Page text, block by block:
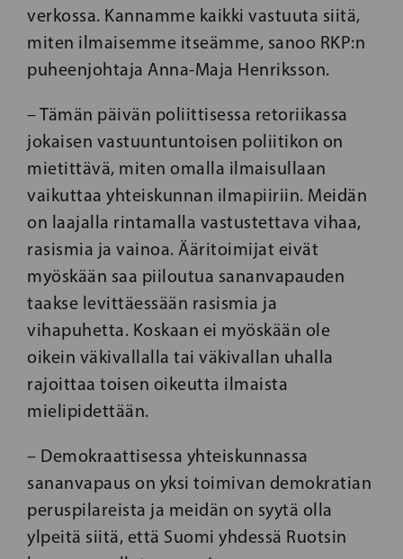
verkossa. Kannamme kaikki vastuuta siitä,
miten ilmaisemme itseämme, sanoo RKP:n
puheenjohtaja Anna-Maja Henriksson.
– Tämän päivän poliittisessa retoriikassa
jokaisen vastuuntuntoisen poliitikon on
mietittävä, miten omalla ilmaisullaan
vaikuttaa yhteiskunnan ilmapiiriin. Meidän
on laajalla rintamalla vastustettava vihaa,
rasismia ja vainoa. Ääritoimijat eivät
myöskään saa piiloutua sananvapauden
taakse levittäessään rasismia ja
vihapuhetta. Koskaan ei myöskään ole
oikein väkivallalla tai väkivallan uhalla
rajoittaa toisen oikeutta ilmaista
mielipidettään.
– Demokraattisessa yhteiskunnassa
sananvapaus on yksi toimivan demokratian
peruspilareista ja meidän on syytä olla
ylpeitä siitä, että Suomi yhdessä Ruotsin